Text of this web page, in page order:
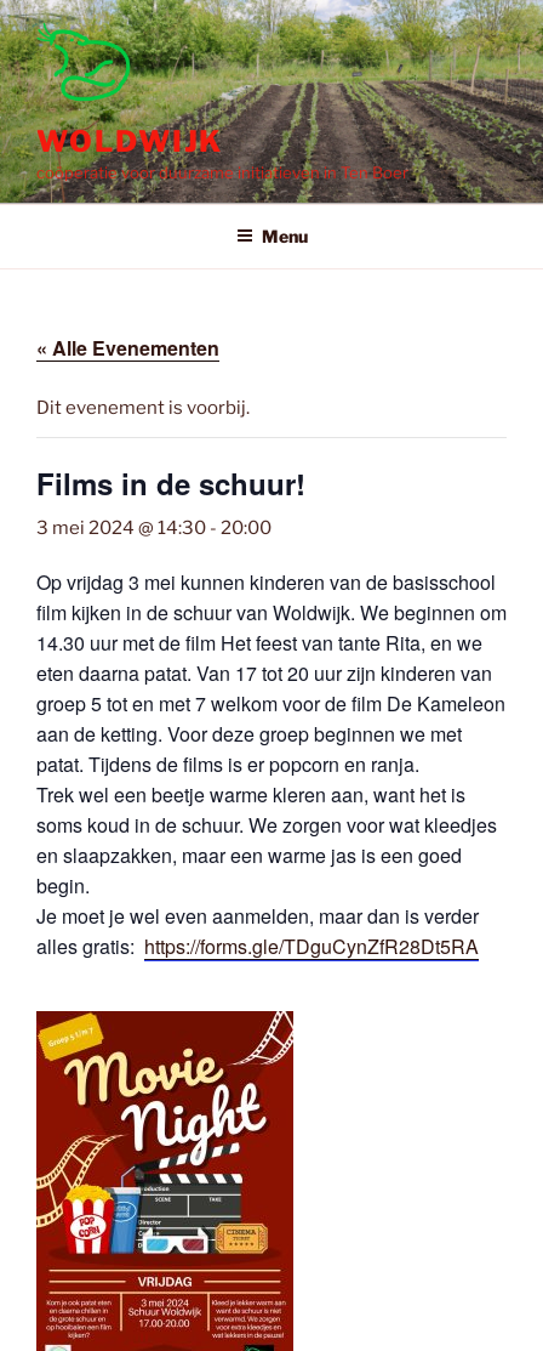
Ga
naar
de
inhoud
WOLDWIJK
coöperatie voor duurzame initiatieven in Ten Boer
Menu
« Alle Evenementen
Dit evenement is voorbij.
Films in de schuur!
3 mei 2024 @ 14:30 - 20:00
Op vrijdag 3 mei kunnen kinderen van de basisschool
film kijken in de schuur van Woldwijk. We beginnen om
14.30 uur met de film Het feest van tante Rita, en we
eten daarna patat. Van 17 tot 20 uur zijn kinderen van
groep 5 tot en met 7 welkom voor de film De Kameleon
aan de ketting. Voor deze groep beginnen we met
patat. Tijdens de films is er popcorn en ranja.
Trek wel een beetje warme kleren aan, want het is
soms koud in de schuur. We zorgen voor wat kleedjes
en slaapzakken, maar een warme jas is een goed
begin.
Je moet je wel even aanmelden, maar dan is verder
alles gratis: https://forms.gle/TDguCynZfR28Dt5RA